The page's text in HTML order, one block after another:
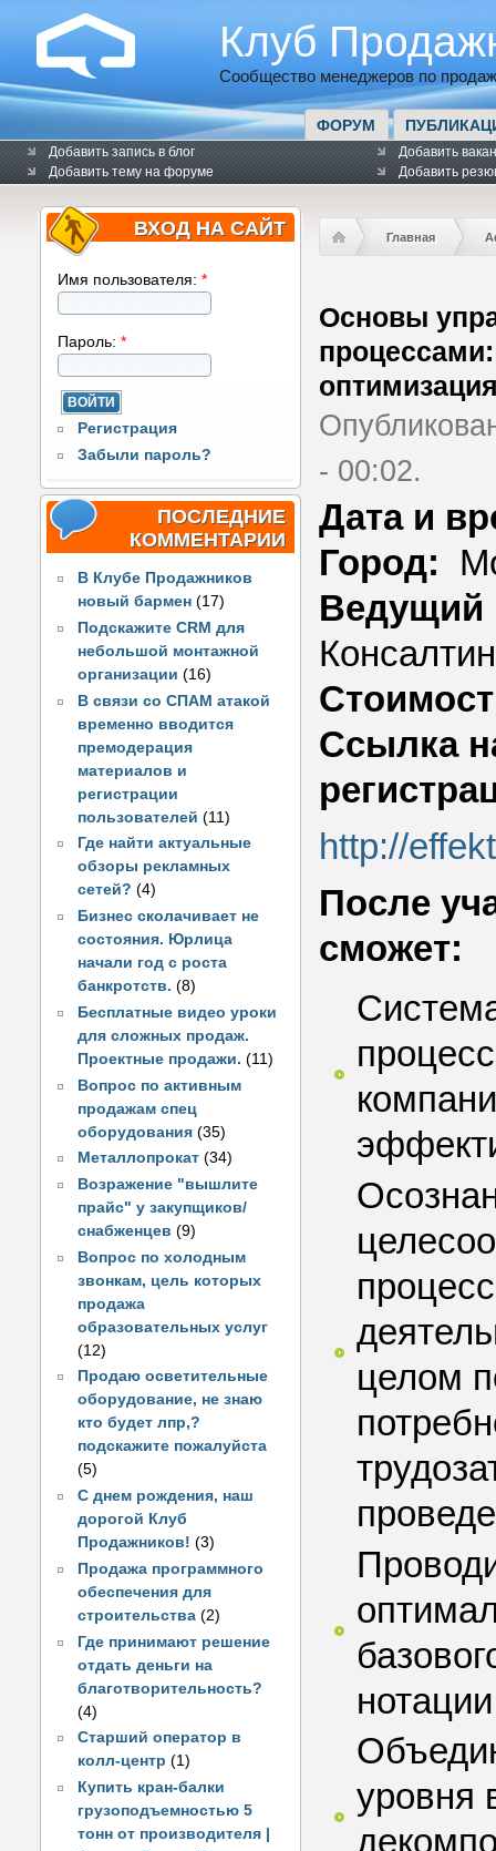
Клуб
Сообщество менеджеров по
ФОРУМ
Добавить запись в блог
Добавить тему на форуме
Добавить
Добавить
ВХОД НА САЙТ
Имя пользователя: *
Пароль: *
Регистрация
Забыли пароль?
ПОСЛЕДНИЕ
КОММЕНТАРИИ
В Клубе Продажников
новый бармен (17)
Подскажите CRM для
небольшой монтажной
организации (16)
В связи со СПАМ атакой
временно вводится
премодерация
материалов и
регистрации
пользователей(11)
Где найти актуальные
обзоры рекламных
сетей? (4)
Бизнес сколачивает не
состояния. Юрлица
начали год с роста
банкротств. (8)
Бесплатные видео уроки
для сложных продаж.
Проектные продажи. (11)
Вопрос по активным
продажам спец
оборудования (35)
Металлопрокат (34)
Возражение "вышлите
прайс" у закупщиков/
снабженцев (9)
Вопрос по холодным
звонкам, цель которых
продажа
образовательных услуг
(12)
Продаю осветительные
оборудование, не знаю
кто будет лпр,?
подскажите пожалуйста
(5)
С днем рождения, наш
дорогой Клуб
Продажников! (3)
Продажа программного
обеспечения для
строительства (2)
Где принимают решение
отдать деньги на
благотворительность?
(4)
Старший оператор в
колл-центр (1)
Купить кран-балки
грузоподъемностью 5
тонн от производителя |
Главная
Основы
- 00:02.
Дата и
Город:
Ведущий
Ссылка
http://
После
сможет:
целом
уровня